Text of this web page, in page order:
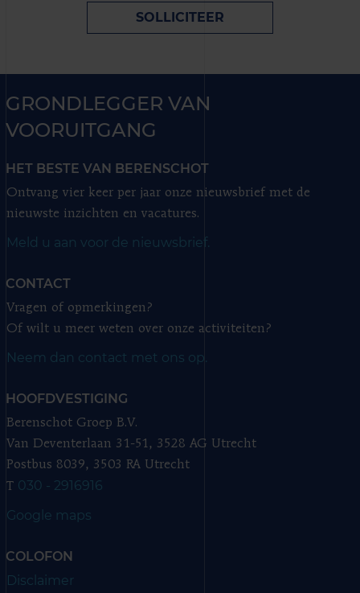
SOLLICITEER
GRONDLEGGER VAN
VOORUITGANG
HET BESTE VAN BERENSCHOT
Ontvang vier keer per jaar onze nieuwsbrief met de
nieuwste inzichten en vacatures.
Meld u aan voor de nieuwsbrief.
CONTACT
Vragen of opmerkingen?
Of wilt u meer weten over onze activiteiten?
Neem dan contact met ons op.
HOOFDVESTIGING
Berenschot Groep B.V.
Van Deventerlaan 31-51, 3528 AG Utrecht
Postbus 8039, 3503 RA Utrecht
T 030 - 2916916
Google maps
COLOFON
Disclaimer